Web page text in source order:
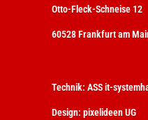
Otto-Fleck-Schneise 12
60528 Frankfurt am
Technik: ASS it-
Design: pixelideen UG